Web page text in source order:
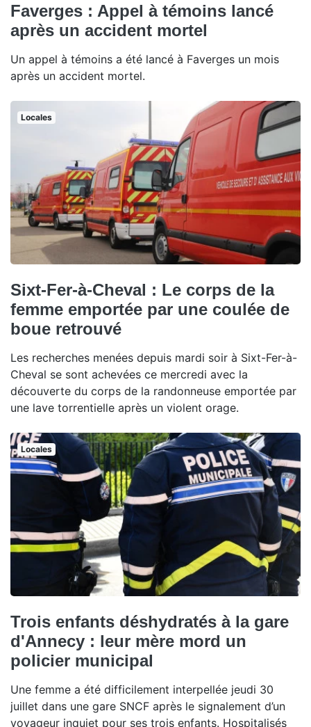
Faverges : Appel à témoins lancé
après un accident mortel
Un appel à témoins a été lancé à Faverges un mois
après un accident mortel.
Locales
Sixt-Fer-à-Cheval : Le corps de la
femme emportée par une coulée de
boue retrouvé
Les recherches menées depuis mardi soir à Sixt-Fer-à-
Cheval se sont achevées ce mercredi avec la
découverte du corps de la randonneuse emportée par
une lave torrentielle après un violent orage.
Locales
Trois enfants déshydratés à la gare
d'Annecy : leur mère mord un
policier municipal
Une femme a été difficilement interpellée jeudi 30
juillet dans une gare SNCF après le signalement d’un
voyageur inquiet pour ses trois enfants. Hospitalisés